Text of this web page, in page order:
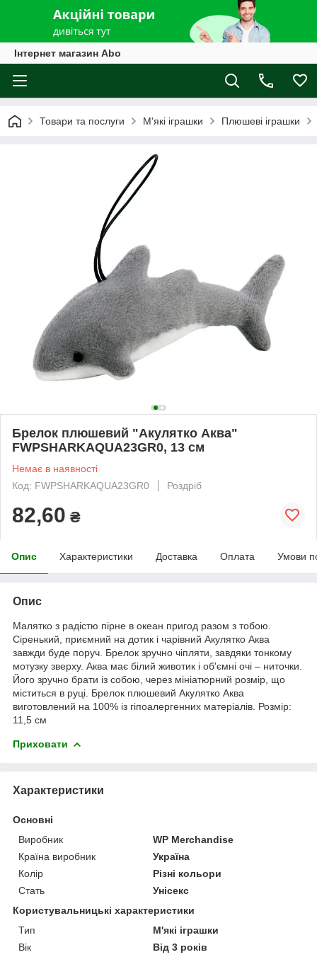
Інтернет магазин Abo
Товари та послуги М'які іграшки Плюшеві іграшки
Брелок плюшевий "Акулятко Аква"
FWPSHARKAQUA23GR0, 13 см
Немає в наявності
Код: FWPSHARKAQUA23GR0
Роздріб
82,60 ₴
Опис Характеристики Доставка Оплата Умови
Опис
Малятко з радістю пірне в океан пригод разом з тобою.
Сіренький, приємний на дотик і чарівний Акулятко Аква
завжди буде поруч. Брелок зручно чіпляти, завдяки тонкому
мотузку зверху. Аква має білий животик і об'ємні очі – ниточки.
Його зручно брати із собою, через мініатюрний розмір, що
міститься в руці. Брелок плюшевий Акулятко Аква
виготовлений на 100% із гіпоалергенних матеріалів. Розмір:
11,5 см
Приховати
Характеристики
Основні
Виробник
WP Merchandise
Країна виробник
Україна
Колір
Різні кольори
Стать
Унісекс
Користувальницькі характеристики
Тип
М'які іграшки
Вік
Від 3 років